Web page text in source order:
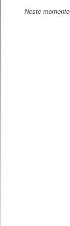
Neste